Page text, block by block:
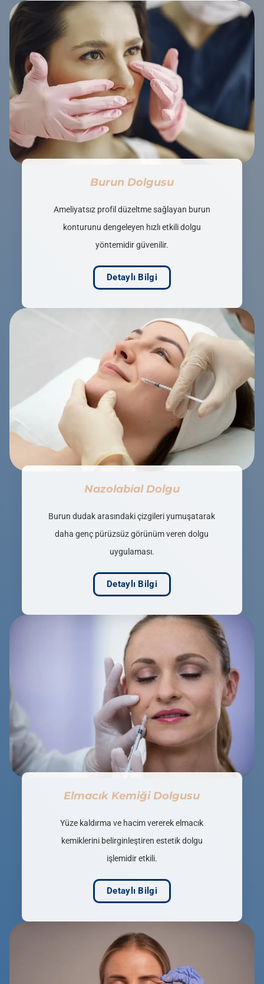
Burun Dolgusu
Ameliyatsız profil düzeltme sağlayan burun
konturunu dengeleyen hızlı etkili dolgu
yöntemidir güvenilir.
Detaylı Bilgi
Nazolabial Dolgu
Burun dudak arasındaki çizgileri yumuşatarak
daha genç pürüzsüz görünüm veren dolgu
uygulaması.
Detaylı Bilgi
Elmacık Kemiği Dolgusu
Yüze kaldırma ve hacim vererek elmacık
kemiklerini belirginleştiren estetik dolgu
işlemidir etkili.
Detaylı Bilgi